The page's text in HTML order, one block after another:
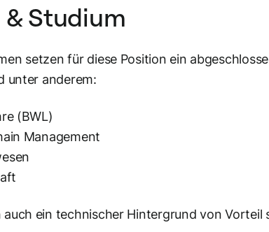
Studium
setzen für diese Position ein
unter anderem:
(BWL)
Management
ein technischer Hintergrund von Vorteil